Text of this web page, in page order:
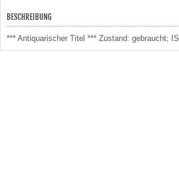
BESCHREIBUNG
*** Antiquarischer Titel *** Zustand: gebraucht;